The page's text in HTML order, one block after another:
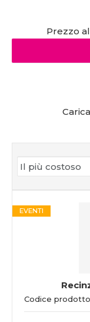
Prezzo
Codice
EVENTI